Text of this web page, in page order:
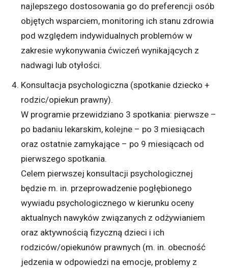
najlepszego dostosowania go do preferencji osób
objętych wsparciem, monitoring ich stanu zdrowia
pod względem indywidualnych problemów w
zakresie wykonywania ćwiczeń wynikających z
nadwagi lub otyłości.
Konsultacja psychologiczna (spotkanie dziecko +
rodzic/opiekun prawny).
W programie przewidziano 3 spotkania: pierwsze –
po badaniu lekarskim, kolejne – po 3 miesiącach
oraz ostatnie zamykające – po 9 miesiącach od
pierwszego spotkania.
Celem pierwszej konsultacji psychologicznej
będzie m. in. przeprowadzenie pogłębionego
wywiadu psychologicznego w kierunku oceny
aktualnych nawyków związanych z odżywianiem
oraz aktywnością fizyczną dzieci i ich
rodziców/opiekunów prawnych (m. in. obecność
jedzenia w odpowiedzi na emocje, problemy z